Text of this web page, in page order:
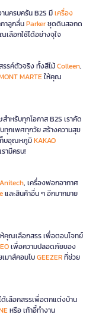
นครบครัน B2S มีเครื่อง
าลูกลื่นParkerชุดดินสอกด
เลือกใช้ได้อย่างจุใจ
รรค์ตัวจริง ทั้งสีไม้Colleen,
MARTEให้คุณ
หรับทุกโอกาส B2S เราคัด
ทุกเพศทุกวัย สร้างความสุข
ก็บอุณหภูมิKAKAO
เรามีครบ!
Anitech, เครื่องฟอกอากาศ
และสินค้าอื่น ๆ อีกมากมาย
คุณเลือกสรร เพื่อตอบโจทย์
เพื่อความปลอดภัยของ
มาส์คอมโบGEEZERที่ช่วย
เลือกสรรเพื่อตกแต่งบ้าน
หรือ เก้าอี้ทำงาน